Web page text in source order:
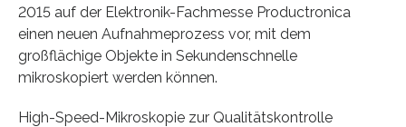
2015 auf der Elektronik-Fachmesse Productronica
einen neuen Aufnahmeprozess vor, mit dem
großflächige Objekte in Sekundenschnelle
mikroskopiert werden können.
High-Speed-Mikroskopie zur Qualitätskontrolle